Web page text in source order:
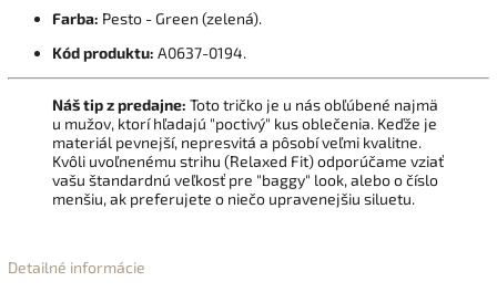
Farba: Pesto - Green (zelená).
Kód produktu: A0637-0194.
Náš tip z predajne: Toto tričko je u nás obľúbené najmä
u mužov, ktorí hľadajú "poctivý" kus oblečenia. Keďže je
materiál pevnejší, nepresvitá a pôsobí veľmi kvalitne.
Kvôli uvoľnenému strihu (Relaxed Fit) odporúčame vziať
vašu štandardnú veľkosť pre "baggy" look, alebo o číslo
menšiu, ak preferujete o niečo upravenejšiu siluetu.
Detailné informácie